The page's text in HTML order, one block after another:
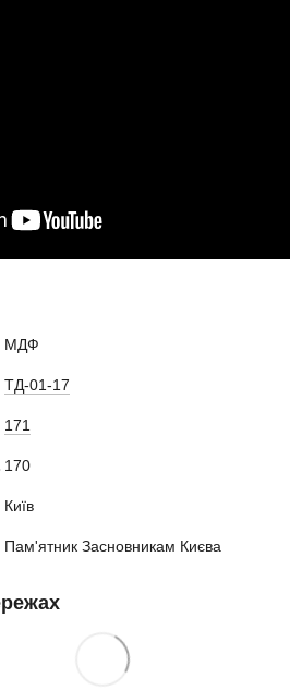
МДФ
ТД-01-17
171
170
Київ
Пам'ятник Засновникам Києва